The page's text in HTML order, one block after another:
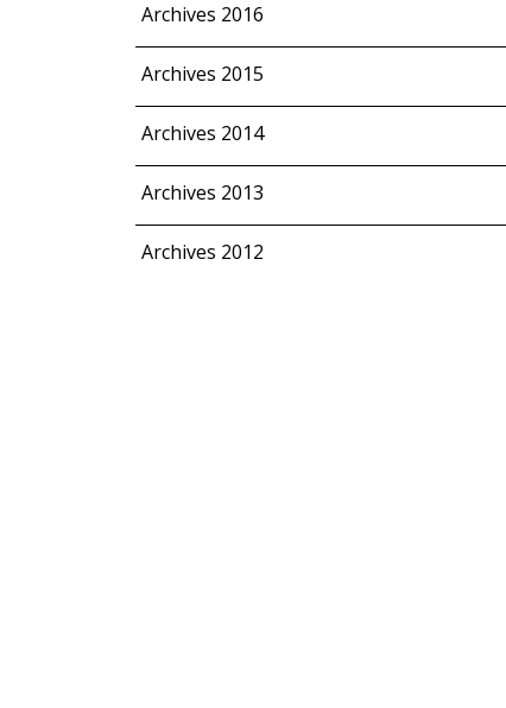
Archives 2016
Archives 2015
Archives 2014
Archives 2013
Archives 2012